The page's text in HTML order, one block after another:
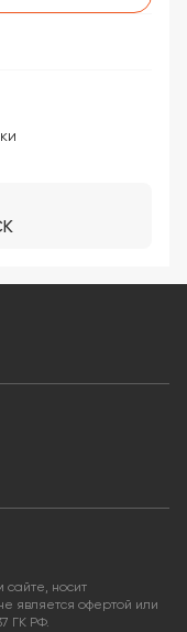
носит
является офертой или
ГК РФ.